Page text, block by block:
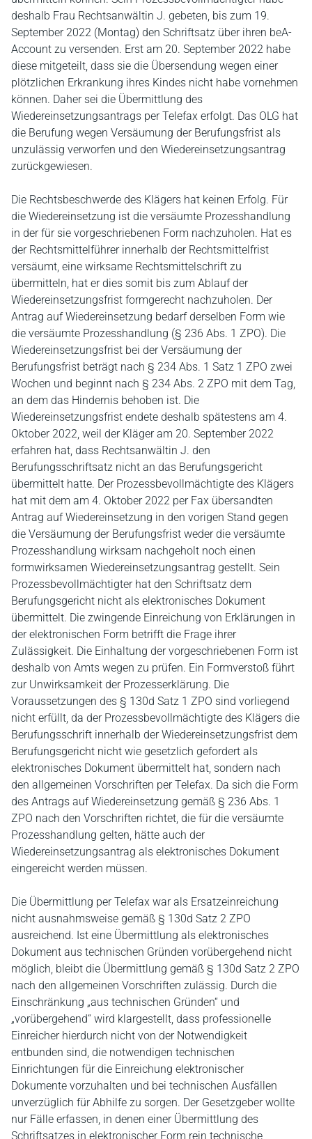
deshalb Frau Rechtsanwältin J. gebeten, bis zum 19.
September 2022 (Montag) den Schriftsatz über ihren beA-
Account zu versenden. Erst am 20. September 2022 habe
diese mitgeteilt, dass sie die Übersendung wegen einer
plötzlichen Erkrankung ihres Kindes nicht habe vornehmen
können. Daher sei die Übermittlung des
Wiedereinsetzungsantrags per Telefax erfolgt. Das OLG hat
die Berufung wegen Versäumung der Berufungsfrist als
unzulässig verworfen und den Wiedereinsetzungsantrag
zurückgewiesen.
Die Rechtsbeschwerde des Klägers hat keinen Erfolg. Für
die Wiedereinsetzung ist die versäumte Prozesshandlung
in der für sie vorgeschriebenen Form nachzuholen. Hat es
der Rechtsmittelführer innerhalb der Rechtsmittelfrist
versäumt, eine wirksame Rechtsmittelschrift zu
übermitteln, hat er dies somit bis zum Ablauf der
Wiedereinsetzungsfrist formgerecht nachzuholen. Der
Antrag auf Wiedereinsetzung bedarf derselben Form wie
die versäumte Prozesshandlung (§ 236 Abs. 1 ZPO). Die
Wiedereinsetzungsfrist bei der Versäumung der
Berufungsfrist beträgt nach § 234 Abs. 1 Satz 1 ZPO zwei
Wochen und beginnt nach § 234 Abs. 2 ZPO mit dem Tag,
an dem das Hindernis behoben ist. Die
Wiedereinsetzungsfrist endete deshalb spätestens am 4.
Oktober 2022, weil der Kläger am 20. September 2022
erfahren hat, dass Rechtsanwältin J. den
Berufungsschriftsatz nicht an das Berufungsgericht
übermittelt hatte. Der Prozessbevollmächtigte des Klägers
hat mit dem am 4. Oktober 2022 per Fax übersandten
Antrag auf Wiedereinsetzung in den vorigen Stand gegen
die Versäumung der Berufungsfrist weder die versäumte
Prozesshandlung wirksam nachgeholt noch einen
formwirksamen Wiedereinsetzungsantrag gestellt. Sein
Prozessbevollmächtigter hat den Schriftsatz dem
Berufungsgericht nicht als elektronisches Dokument
übermittelt. Die zwingende Einreichung von Erklärungen in
der elektronischen Form betrifft die Frage ihrer
Zulässigkeit. Die Einhaltung der vorgeschriebenen Form ist
deshalb von Amts wegen zu prüfen. Ein Formverstoß führt
zur Unwirksamkeit der Prozesserklärung. Die
Voraussetzungen des § 130d Satz 1 ZPO sind vorliegend
nicht erfüllt, da der Prozessbevollmächtigte des Klägers die
Berufungsschrift innerhalb der Wiedereinsetzungsfrist dem
Berufungsgericht nicht wie gesetzlich gefordert als
elektronisches Dokument übermittelt hat, sondern nach
den allgemeinen Vorschriften per Telefax. Da sich die Form
des Antrags auf Wiedereinsetzung gemäß § 236 Abs. 1
ZPO nach den Vorschriften richtet, die für die versäumte
Prozesshandlung gelten, hätte auch der
Wiedereinsetzungsantrag als elektronisches Dokument
eingereicht werden müssen.
Die Übermittlung per Telefax war als Ersatzeinreichung
nicht ausnahmsweise gemäß § 130d Satz 2 ZPO
ausreichend. Ist eine Übermittlung als elektronisches
Dokument aus technischen Gründen vorübergehend nicht
möglich, bleibt die Übermittlung gemäß § 130d Satz 2 ZPO
nach den allgemeinen Vorschriften zulässig. Durch die
Einschränkung „aus technischen Gründen“ und
„vorübergehend“ wird klargestellt, dass professionelle
Einreicher hierdurch nicht von der Notwendigkeit
entbunden sind, die notwendigen technischen
Einrichtungen für die Einreichung elektronischer
Dokumente vorzuhalten und bei technischen Ausfällen
unverzüglich für Abhilfe zu sorgen. Der Gesetzgeber wollte
nur Fälle erfassen, in denen einer Übermittlung des
Schriftsatzes in elektronischer Form rein technische